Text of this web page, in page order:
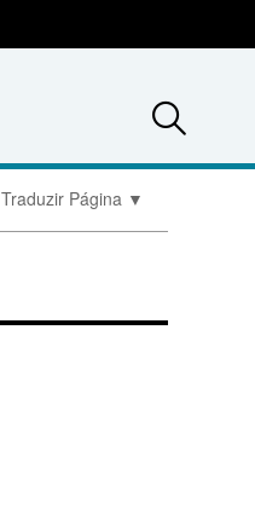
Traduzir Página ▼